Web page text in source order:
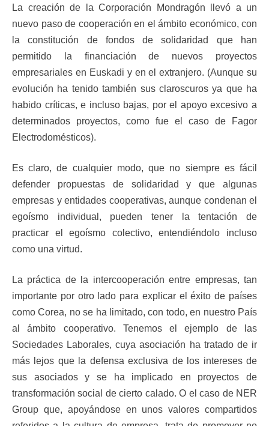
La creación de la Corporación Mondragón llevó a un
nuevo paso de cooperación en el ámbito económico, con
la constitución de fondos de solidaridad que han
permitido la financiación de nuevos proyectos
empresariales en Euskadi y en el extranjero. (Aunque su
evolución ha tenido también sus claroscuros ya que ha
habido críticas, e incluso bajas, por el apoyo excesivo a
determinados proyectos, como fue el caso de Fagor
Electrodomésticos).
Es claro, de cualquier modo, que no siempre es fácil
defender propuestas de solidaridad y que algunas
empresas y entidades cooperativas, aunque condenan el
egoísmo individual, pueden tener la tentación de
practicar el egoísmo colectivo, entendiéndolo incluso
como una virtud.
La práctica de la intercooperación entre empresas, tan
importante por otro lado para explicar el éxito de países
como Corea, no se ha limitado, con todo, en nuestro País
al ámbito cooperativo. Tenemos el ejemplo de las
Sociedades Laborales, cuya asociación ha tratado de ir
más lejos que la defensa exclusiva de los intereses de
sus asociados y se ha implicado en proyectos de
transformación social de cierto calado. O el caso de NER
Group que, apoyándose en unos valores compartidos